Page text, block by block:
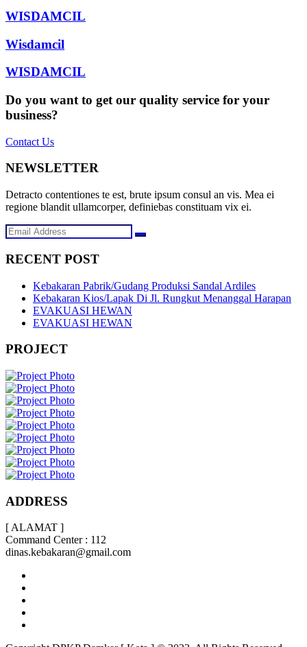
WISDAMCIL
Wisdamcil
WISDAMCIL
Do you want to get our quality service for your
business?
Contact Us
NEWSLETTER
Detracto contentiones te est, brute ipsum consul an vis. Mea ei
regione blandit ullamcorper, definiebas constituam vix ei.
RECENT POST
Kebakaran Pabrik/Gudang Produksi Sandal Ardiles
Kebakaran Kios/Lapak Di Jl. Rungkut Menanggal Harapan
EVAKUASI HEWAN
EVAKUASI HEWAN
PROJECT
ADDRESS
[ ALAMAT ]
Command Center : 112
dinas.kebakaran@gmail.com